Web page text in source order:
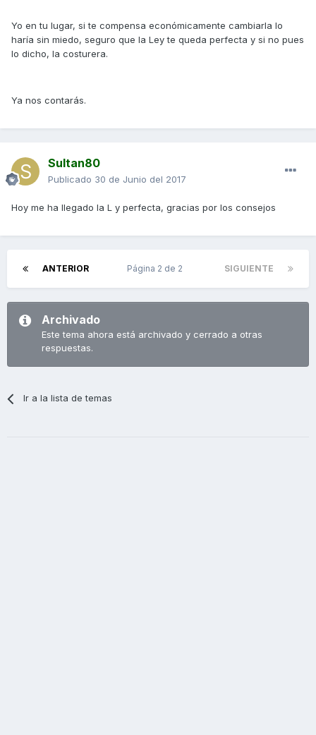
Yo en tu lugar, si te compensa económicamente cambiarla lo
haría sin miedo, seguro que la Ley te queda perfecta y si no pues
lo dicho, la costurera.
Ya nos contarás.
Sultan80
Publicado 30 de Junio del 2017
Hoy me ha llegado la L y perfecta, gracias por los consejos
ANTERIOR SIGUIENTE
Página 2 de 2
Archivado
Este tema ahora está archivado y cerrado a otras
respuestas.
Ir a la lista de temas